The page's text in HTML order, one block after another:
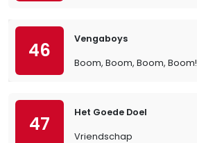
46
Vengaboys
Boom, Boom, Boom,
47
Het Goede Doel
Vriendschap